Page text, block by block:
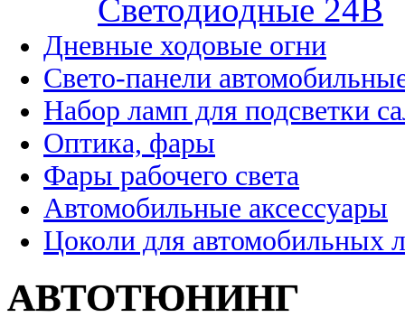
Cветодиодные 24B
Дневные ходовые огни
Свето-панели
Набор ламп для подсветки
Оптика, фары
Фары рабочего света
Автомобильные аксессуары
Цоколи для автомобильных
АВТОТЮНИНГ